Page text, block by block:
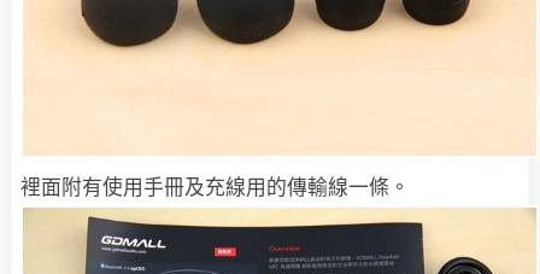
裡面附有使用手冊及充線用的傳輸線一條。